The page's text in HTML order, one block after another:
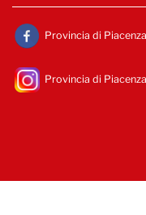
Provincia di Piacenza
Provincia di Piacenza